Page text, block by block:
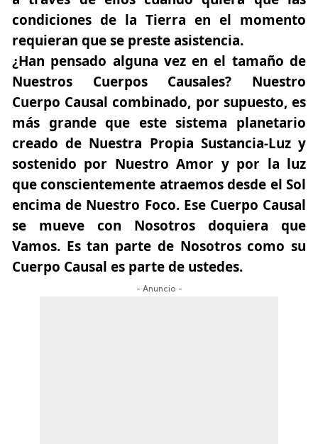
condiciones de la Tierra en el momento
requieran que se preste asistencia.
¿Han pensado alguna vez en el tamaño de
Nuestros Cuerpos Causales? Nuestro
Cuerpo Causal combinado, por supuesto, es
más grande que este sistema planetario
creado de Nuestra Propia Sustancia-Luz y
sostenido por Nuestro Amor y por la luz
que conscientemente atraemos desde el Sol
encima de Nuestro Foco. Ese Cuerpo Causal
se mueve con Nosotros doquiera que
Vamos. Es tan parte de Nosotros como su
Cuerpo Causal es parte de ustedes.
- Anuncio -